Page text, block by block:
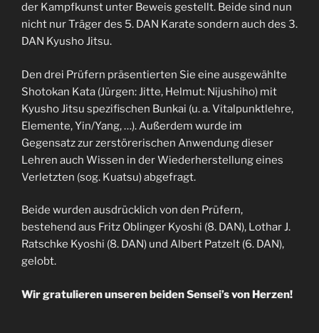
der Kampfkunst unter Beweis gestellt. Beide sind nun
nicht nur Träger des 5. DAN Karate sondern auch des 3.
DAN Kyusho Jitsu.
Den drei Prüfern präsentierten Sie eine ausgewählte
Shotokan Kata (Jürgen: Jitte, Helmut: Nijushiho) mit
Kyusho Jitsu spezifischen Bunkai (u. a. Vitalpunktlehre,
Elemente, Yin/Yang, …). Außerdem wurde im
Gegensatz zur zerstörerischen Anwendung dieser
Lehren auch Wissen in der Wiederherstellung eines
Verletzten (sog. Kuatsu) abgefragt.
Beide wurden ausdrücklich von den Prüfern,
bestehend aus Fritz Oblinger Kyoshi (8. DAN), Lothar J.
Ratschke Kyoshi (8. DAN) und Albert Patzelt (6. DAN),
gelobt.
Wir gratulieren unseren beiden Sensei’s von Herzen!